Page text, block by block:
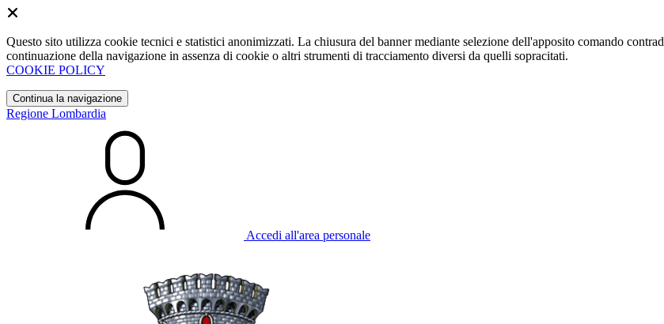
Questo sito utilizza cookie tecnici e statistici anonimizzati. La chiusura del banner mediante selezione dell'apposito comando
continuazione della navigazione in assenza di cookie o altri strumenti di tracciamento diversi da quelli sopracitati.
COOKIE POLICY
Continua la navigazione
Regione Lombardia
Accedi all'area personale